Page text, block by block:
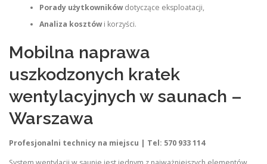
Porady użytkownikówdotyczące eksploatacji,
Analiza kosztówi korzyści.
Mobilna naprawa
uszkodzonych kratek
wentylacyjnych w saunach –
Warszawa
Profesjonalni technicy na miejscu | Tel: 570 933 114